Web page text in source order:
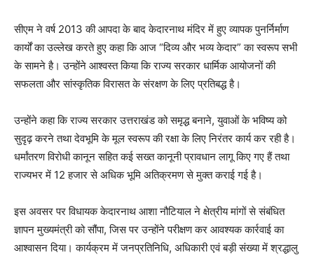
सीएम ने वर्ष 2013 की आपदा के बाद केदारनाथ मंदिर में हुए व्यापक पुनर्निर्माण
कार्यों का उल्लेख करते हुए कहा कि आज “दिव्य और भव्य केदार” का स्वरूप सभी
के सामने है। उन्होंने आश्वस्त किया कि राज्य सरकार धार्मिक आयोजनों की
सफलता और सांस्कृतिक विरासत के संरक्षण के लिए प्रतिबद्ध है।
उन्होंने कहा कि राज्य सरकार उत्तराखंड को समृद्ध बनाने, युवाओं के भविष्य को
सुदृढ़ करने तथा देवभूमि के मूल स्वरूप की रक्षा के लिए निरंतर कार्य कर रही है।
धर्मांतरण विरोधी कानून सहित कई सख्त कानूनी प्रावधान लागू किए गए हैं तथा
राज्यभर में 12 हजार से अधिक भूमि अतिक्रमण से मुक्त कराई गई है।
इस अवसर पर विधायक केदारनाथ आशा नौटियाल ने क्षेत्रीय मांगों से संबंधित
ज्ञापन मुख्यमंत्री को सौंपा, जिस पर उन्होंने परीक्षण कर आवश्यक कार्रवाई का
आश्वासन दिया। कार्यक्रम में जनप्रतिनिधि, अधिकारी एवं बड़ी संख्या में श्रद्धालु